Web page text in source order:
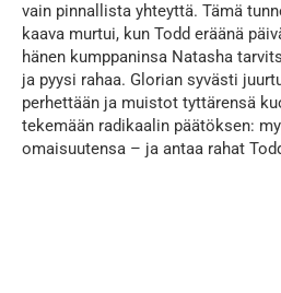
vain pinnallista yhteyttä. Tämä
kaava murtui, kun Todd eräänä
hänen kumppaninsa Natasha
ja pyysi rahaa. Glorian syvästi
perhettään ja muistot tyttärensä
tekemään radikaalin päätöksen:
omaisuutensa – ja antaa rahat